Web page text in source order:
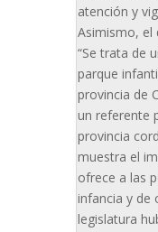
atención y
Asimismo, el
“Se trata de
parque
provincia de
un referente
provincia
muestra el
ofrece a las
infancia y de
legislatura